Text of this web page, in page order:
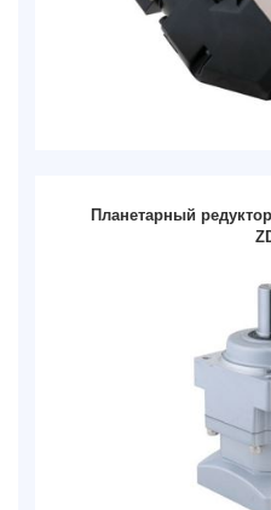
Планетарный